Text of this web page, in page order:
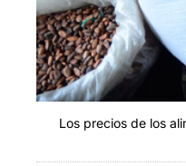
Los precios de los